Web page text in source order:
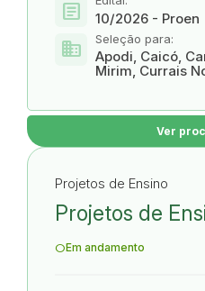
article 10/2026 - Proen
domain Seleção para:
Apodi, Caicó,
Mirim, Currais
Ver
Projetos de Ensino
Projetos de
Em andamento